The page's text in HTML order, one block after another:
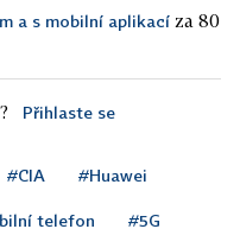
a s mobilní aplikací za 80
Přihlaste se
#CIA #Huawei
telefon #5G